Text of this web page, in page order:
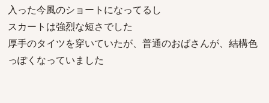
入った今風のショートになってるし
スカートは強烈な短さでした
厚手のタイツを穿いていたが、普通のおばさんが、結構色
っぽくなっていました